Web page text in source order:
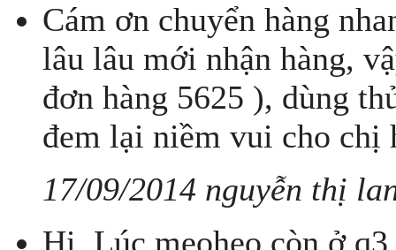
Cám ơn chuyển hàng
lâu lâu mới nhận hàng,
đơn hàng 5625 ), dùng
đem lại niềm vui cho chị
17/09/2014 nguyễn thị
Hi. Lúc meoheo còn ở